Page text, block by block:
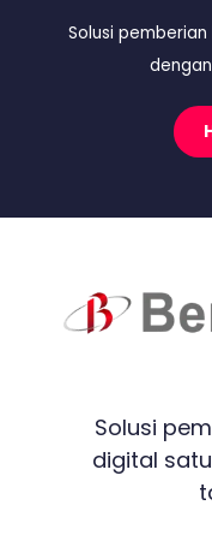
Solusi
Solusi
digital